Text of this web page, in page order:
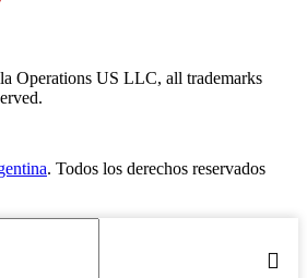
Operations US LLC, all trademarks
. Todos los derechos reservados